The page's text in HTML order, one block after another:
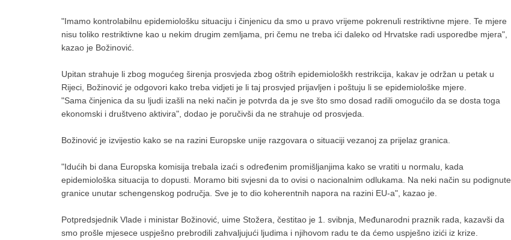
"Imamo kontrolabilnu epidemiološku situaciju i činjenicu da smo u pravo vrijeme pokrenuli restriktivne mjere. Te mjere
nisu toliko restriktivne kao u nekim drugim zemljama, pri čemu ne treba ići daleko od Hrvatske radi usporedbe mjera",
kazao je Božinović.
Upitan strahuje li zbog mogućeg širenja prosvjeda zbog oštrih epidemiološkh restrikcija, kakav je održan u petak u
Rijeci, Božinović je odgovori kako treba vidjeti je li taj prosvjed prijavljen i poštuju li se epidemiološke mjere.
"Sama činjenica da su ljudi izašli na neki način je potvrda da je sve što smo dosad radili omogućilo da se dosta toga
ekonomski i društveno aktivira", dodao je poručivši da ne strahuje od prosvjeda.
Božinović je izvijestio kako se na razini Europske unije razgovara o situaciji vezanoj za prijelaz granica.
"Idućih bi dana Europska komisija trebala izaći s određenim promišljanjima kako se vratiti u normalu, kada
epidemiološka situacija to dopusti. Moramo biti svjesni da to ovisi o nacionalnim odlukama. Na neki način su podignute
granice unutar schengenskog područja. Sve je to dio koherentnih napora na razini EU-a", kazao je.
Potpredsjednik Vlade i ministar Božinović, uime Stožera, čestitao je 1. svibnja, Međunarodni praznik rada, kazavši da
smo prošle mjesece uspješno prebrodili zahvaljujući ljudima i njihovom radu te da ćemo uspješno izići iz krize.